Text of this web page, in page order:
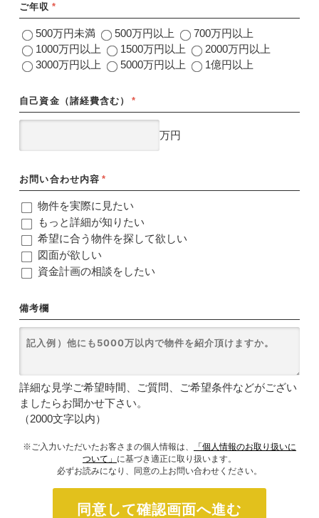
ご年収 *
500万円未満 500万円以上
700万円以上
1000万円以上
1500万円以上
2000万円以上
3000万円以上
5000万円以上 1億円以上
自己資金（諸経費含む） *
万円
お問い合わせ内容 *
物件を実際に見たい
もっと詳細が知りたい
希望に合う物件を探して欲しい
図面が欲しい
資金計画の相談をしたい
備考欄
詳細な見学ご希望時間、ご質問、ご希望条件などがござい
ましたらお聞かせ下さい。
（2000文字以内）
※ご入力いただいたお客さまの個人情報は、
「個人情報のお取り扱いに
ついて」 に基づき適正に取り扱います。
必ずお読みになり、同意の上お問い合わせください。
同意して確認画面へ進む